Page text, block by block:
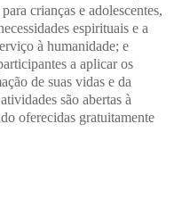
crianças e adolescentes,
espirituais e a
à humanidade; e
a aplicar os
de suas vidas e da
são abertas à
oferecidas gratuitamente